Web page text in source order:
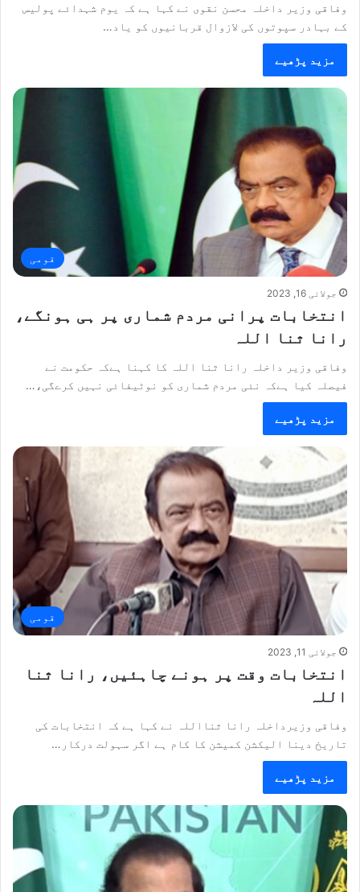
وفاقی وزیر داخلہ محسن نقوی نے کہا ہے کہ یوم شہدائے پولیس
کے بہادر سپوتوں کی لازوال قربانیوں کو یاد…
مزید پڑھیے
قومی
جولائی 16, 2023
انتخابات پرانی مردم شماری پر ہی ہونگے،
رانا ثنا اللہ
وفاقی وزیر داخلہ رانا ثنا اللہ کا کہنا ہےکہ حکومت نے
فیصلہ کیا ہےکہ نئی مردم شماری کو نوٹیفائی نہیں کرےگی،…
مزید پڑھیے
قومی
جولائی 11, 2023
انتخابات وقت پر ہونے چاہئیں، رانا ثنا
اللہ
وفاقی وزیرداخلہ رانا ثنااللہ نے کہا ہے کہ انتخابات کی
تاریخ دینا الیکشن کمیشن کا کام ہے اگر سہولت درکار…
مزید پڑھیے